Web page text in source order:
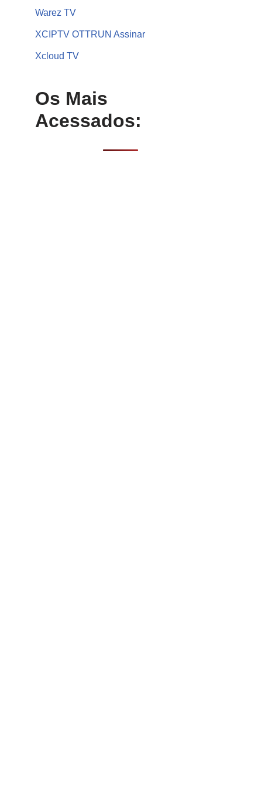
Warez TV
XCIPTV OTTRUN Assinar
Xcloud TV
Os Mais
Acessados: